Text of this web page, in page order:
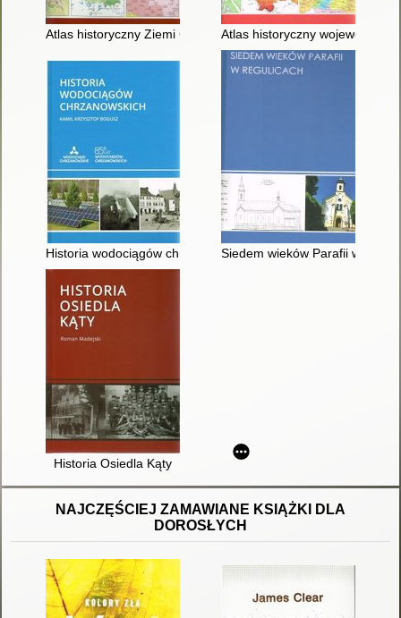
Atlas historyczny Ziemi Chrzanowskiej : atlas opracowany w
Atlas historyczny województwa
Historia wodociągów chrzanowskichSiedem wieków Parafii w
Historia Osiedla Kąty
NAJCZĘŚCIEJ ZAMAWIANE KSIĄŻKI DLA
DOROSŁYCH